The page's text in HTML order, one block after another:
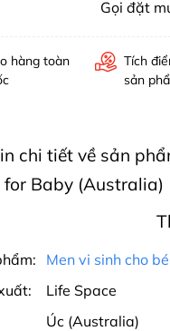
Gọi đặt
hàng toàn
Tích
sản
chi tiết về sản
for Baby (Australia)
Men vi sinh cho
Life Space
Úc (Australia)